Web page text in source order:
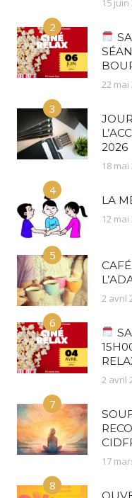
15 juin
2
22 mai
3
2026
18 mai
4
LA
12 mai
5
2 avril
6
2 avril
7
17
8